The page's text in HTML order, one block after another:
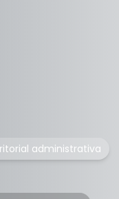
administrativa